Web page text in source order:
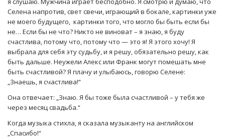
Селена напротив, свет свечи, играющий в бокале, картинки уже
не моего будущего, картинки того, что могло бы быть если бы
не… Если бы не что? Никто не виноват – я знаю, я буду
счастлива, потому что, потому что — это я! Я этого хочу! Я
выбрала для себя эту судьбу, и я решу, обязательно решу, как
быть дальше. Неужели Алекс или Франк могут помешать мне
быть счастливой? Я плачу и улыбаюсь, говорю Селене:
„Знаешь, я счастлива!“
Она отвечает: „Знаю. Я бы тоже была счастливой – у тебя же
через месяц свадьба.“
Когда музыка стихла, я сказала музыканту на английском
„Спасибо!“